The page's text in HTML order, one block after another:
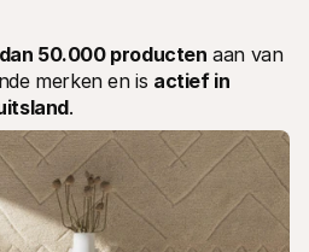
50.000 producten aan van
merken en is actief in
.